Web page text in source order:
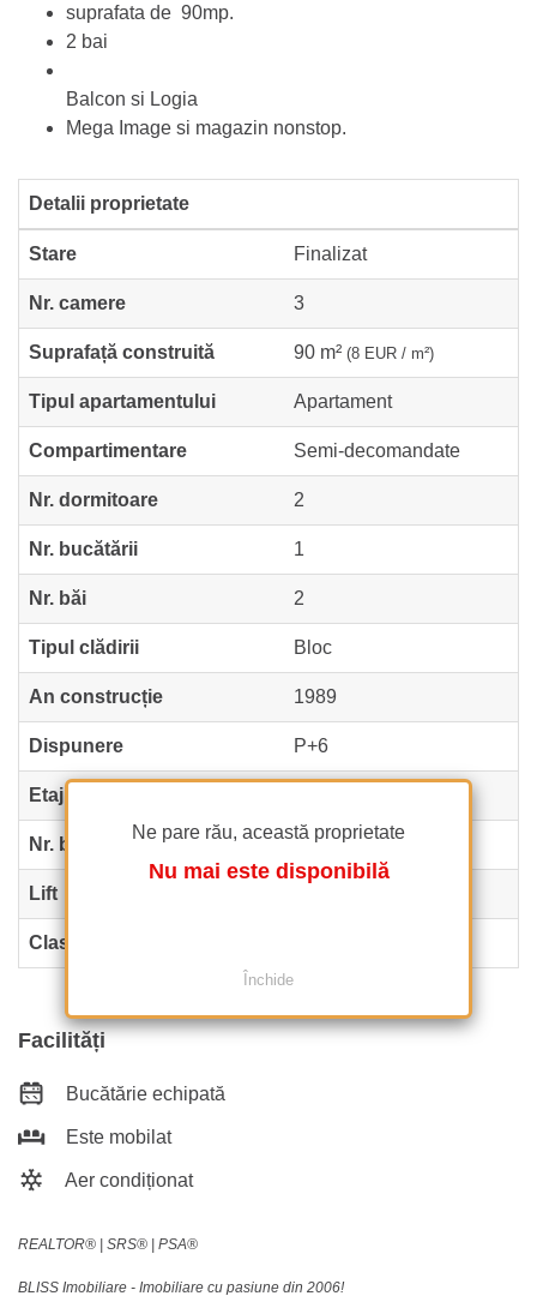
Ne pare rău, această proprietate
Nu mai este disponibilă
Închide
suprafata de 90mp.
2 bai
Balcon si Logia
Mega Image si magazin nonstop.
Detalii proprietate
Stare Finalizat
Nr. camere 3
Suprafață construită 90 m² (8 EUR / m²)
Tipul apartamentului Apartament
Compartimentare Semi-decomandate
Nr. dormitoare 2
Nr. bucătării 1
Nr. băi 2
Tipul clădirii Bloc
An construcție 1989
Dispunere P+6
Etaj
Nr. balcoane 2
Lift
Clasa de risc seismic
Facilități
Bucătărie echipată
Este mobilat
Aer condiționat
REALTOR®️ | SRS®️ | PSA®️
BLISS Imobiliare - Imobiliare cu pasiune din 2006!